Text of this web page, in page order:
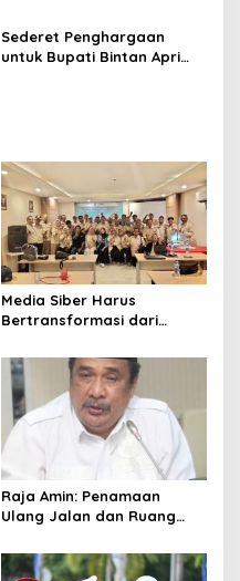
Kreatif dan Berdaya Saing
Sederet Penghargaan
untuk Bupati Bintan Apri
Media Siber Harus
Bertransformasi dari
Raja Amin: Penamaan
Ulang Jalan dan Ruang
Kebijakan Resmi LAM